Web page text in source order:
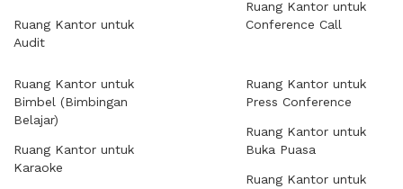
Ruang Kantor untuk
Audit
Ruang Kantor untuk
Conference Call
Ruang Kantor untuk
Bimbel (Bimbingan
Belajar)
Ruang Kantor untuk
Karaoke
Ruang Kantor untuk
Press Conference
Ruang Kantor untuk
Buka Puasa
Ruang Kantor untuk